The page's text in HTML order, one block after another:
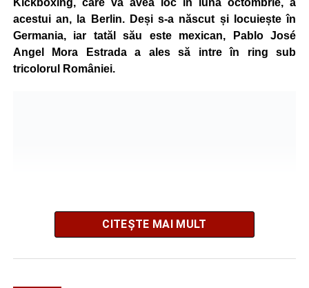
Kickboxing, care va avea loc în luna octombrie, a
acestui an, la Berlin. Deși s-a născut și locuiește în
Germania, iar tatăl său este mexican, Pablo José
Angel Mora Estrada a ales să intre în ring sub
tricolorul României.
CITEȘTE MAI MULT